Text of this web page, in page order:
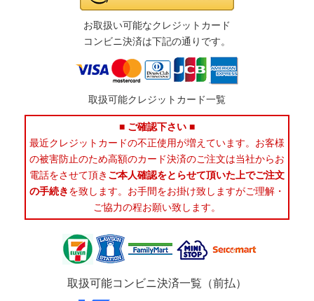
お取扱い可能なクレジットカード
コンビニ決済は下記の通りです。
取扱可能クレジットカード一覧
■ ご確認下さい ■
最近クレジットカードの不正使用が増えています。お客様
の被害防止のため高額のカード決済のご注文は当社からお
電話をさせて頂き ご本人確認をとらせて頂いた上でご注文
の手続きを致します。お手間をお掛け致しますがご理解・
ご協力の程お願い致します。
取扱可能コンビニ決済一覧（前払）